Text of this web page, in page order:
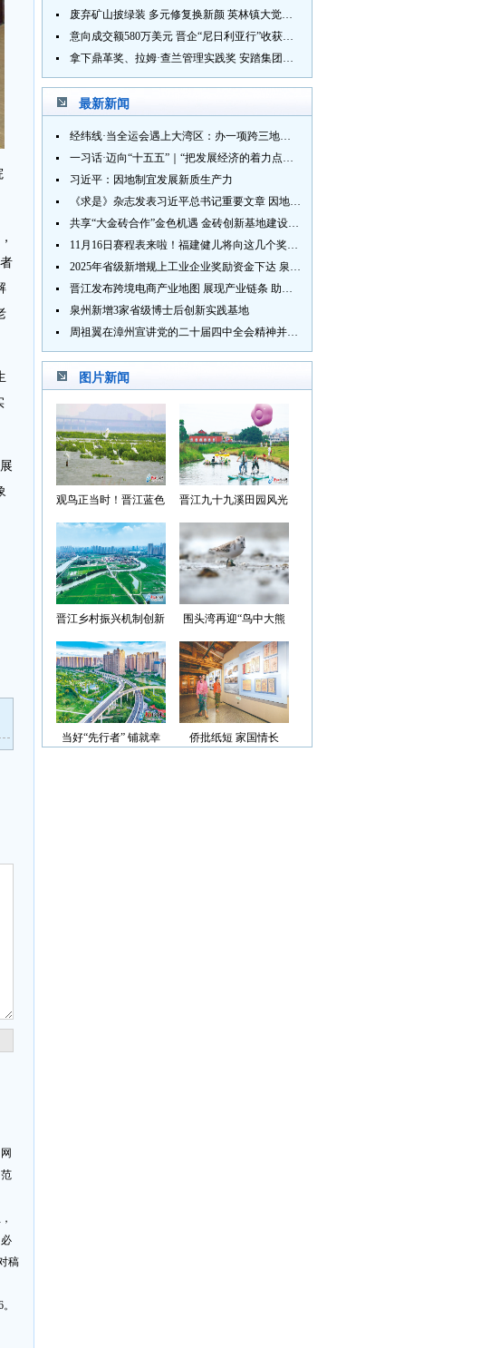
稿
废弃矿山披绿装 多元修复换新颜 英林镇大觉山片区废弃矿山生态修复项目通过验收
意向成交额580万美元 晋企“尼日利亚行”收获满满
拿下鼎革奖、拉姆·查兰管理实践奖 安踏集团获企业管理权威奖项
最新新闻
经纬线·当全运会遇上大湾区：办一项跨三地的赛事有多硬核？
一习话·迈向“十五五”｜“把发展经济的着力点放在实体经济上”
习近平：因地制宜发展新质生产力
《求是》杂志发表习近平总书记重要文章 因地制宜发展新质生产力
共享“大金砖合作”金色机遇 金砖创新基地建设成效显著
11月16日赛程表来啦！福建健儿将向这几个奖牌发起冲击→
2025年省级新增规上工业企业奖励资金下达 泉州市获补资金居全省首位
晋江发布跨境电商产业地图 展现产业链条 助力“晋品出海”
泉州新增3家省级博士后创新实践基地
周祖翼在漳州宣讲党的二十届四中全会精神并调研
图片新闻
观鸟正当时！晋江蓝色
晋江九十九溪田园风光
光”首批认定名单
晋江乡村振兴机制创新
围头湾再迎“鸟中大熊
当好“先行者” 铺就幸
侨批纸短 家国情长